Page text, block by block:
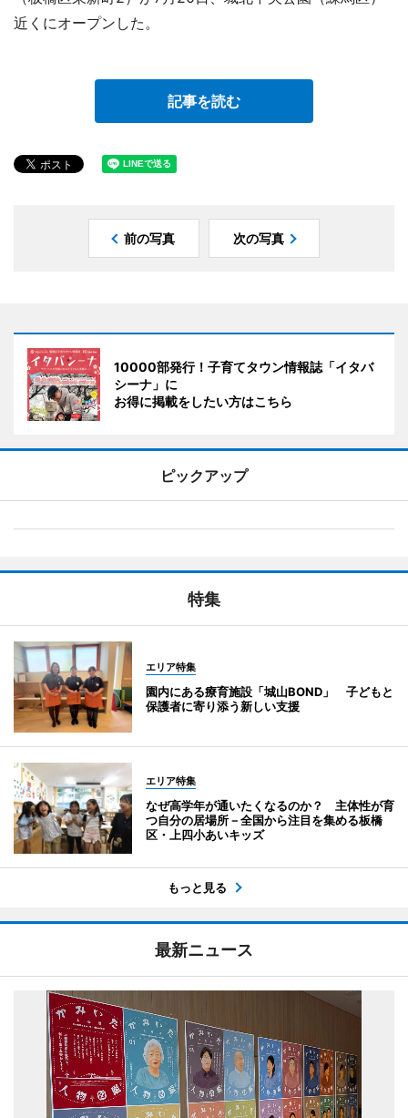
近くにオープンした。
記事を読む
前の写真 次の写真
10000部発行！子育てタウン情報誌「イタバ
シーナ」に
お得に掲載をしたい方はこちら
ピックアップ
特集
エリア特集
園内にある療育施設「城山BOND」 子どもと
保護者に寄り添う新しい支援
エリア特集
なぜ高学年が通いたくなるのか？ 主体性が育
つ自分の居場所－全国から注目を集める板橋
区・上四小あいキッズ
もっと見る
最新ニュース